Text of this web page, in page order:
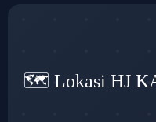
🗺️ Lokasi HJ